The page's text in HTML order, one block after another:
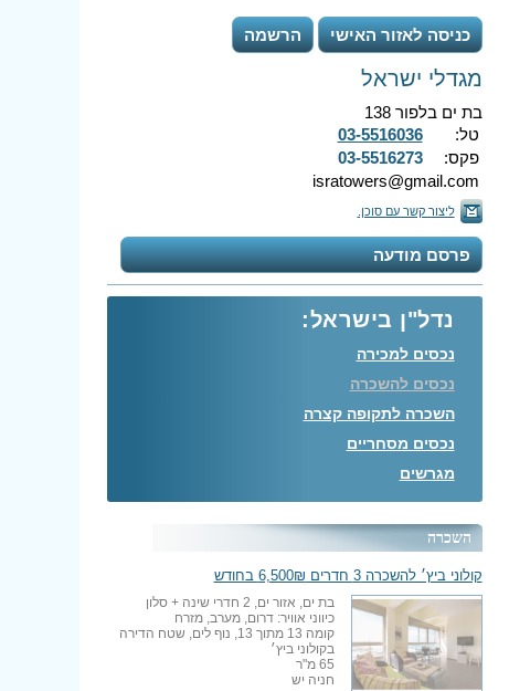
כניסה לאזור האישי הרשמה
מגדלי ישראל
בת ים בלפור 138
טל:
03-5516036
פקס:
03-5516273
isratowers@gmail.com
ליצור קשר עם סוכן.
פרסם מודעה
נדל"ן בישראל:
נכסים למכירה
נכסים להשכרה
השכרה לתקופה קצרה
נכסים מסחריים
מגרשים
השכרה
קולוני ביץ׳ להשכרה 3 חדרים 6,500₪ בחודש
בת ים, אזור ים, 2 חדרי שינה + סלון
כיווני אוויר: דרום, מערב, מזרח
קומה 13 מתוך 13, נוף לים, שטח הדירה
בקולוני ביץ׳
65 מ"ר
חניה יש